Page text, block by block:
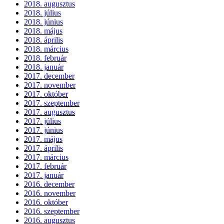
2018. augusztus
2018. július
2018. június
2018. május
2018. április
2018. március
2018. február
2018. január
2017. december
2017. november
2017. október
2017. szeptember
2017. augusztus
2017. július
2017. június
2017. május
2017. április
2017. március
2017. február
2017. január
2016. december
2016. november
2016. október
2016. szeptember
2016. augusztus